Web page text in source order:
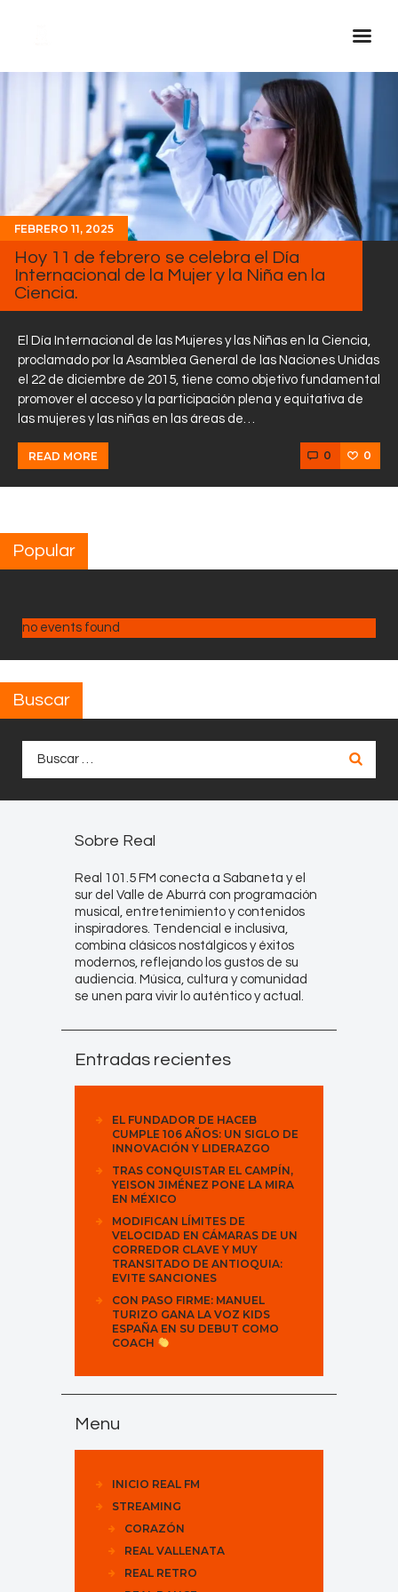
Inicio Real FM
Streaming
En Vivo
Descarga La APP
Programas
Noticias
Contactos
FEBRERO 11, 2025
Hoy 11 de febrero se celebra el Día
Internacional de la Mujer y la Niña en la
Ciencia.
El Día Internacional de las Mujeres y las Niñas en la Ciencia,
proclamado por la Asamblea General de las Naciones Unidas
el 22 de diciembre de 2015, tiene como objetivo fundamental
promover el acceso y la participación plena y equitativa de
las mujeres y las niñas en las áreas de…
READ MORE 0 0
Popular
no events found
Buscar
Sobre Real
Real 101.5 FM conecta a Sabaneta y el
sur del Valle de Aburrá con programación
musical, entretenimiento y contenidos
inspiradores. Tendencial e inclusiva,
combina clásicos nostálgicos y éxitos
modernos, reflejando los gustos de su
audiencia. Música, cultura y comunidad
se unen para vivir lo auténtico y actual.
Entradas recientes
EL FUNDADOR DE HACEB
CUMPLE 106 AÑOS: UN SIGLO DE
INNOVACIÓN Y LIDERAZGO
TRAS CONQUISTAR EL CAMPÍN,
YEISON JIMÉNEZ PONE LA MIRA
EN MÉXICO
MODIFICAN LÍMITES DE
VELOCIDAD EN CÁMARAS DE UN
CORREDOR CLAVE Y MUY
TRANSITADO DE ANTIOQUIA:
EVITE SANCIONES
CON PASO FIRME: MANUEL
TURIZO GANA LA VOZ KIDS
ESPAÑA EN SU DEBUT COMO
COACH
Menu
INICIO REAL FM
STREAMING
CORAZÓN
REAL VALLENATA
REAL RETRO